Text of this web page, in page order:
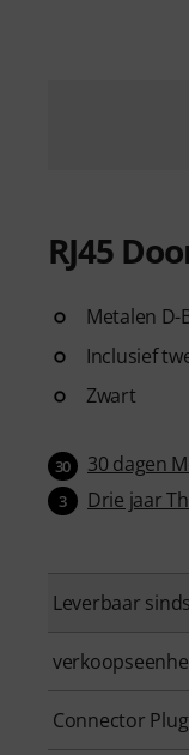
RJ45
Metalen D-
Inclusief
Zwart
30 30 dagen
3 Drie jaar
Leverbaar sinds
Connector Plug